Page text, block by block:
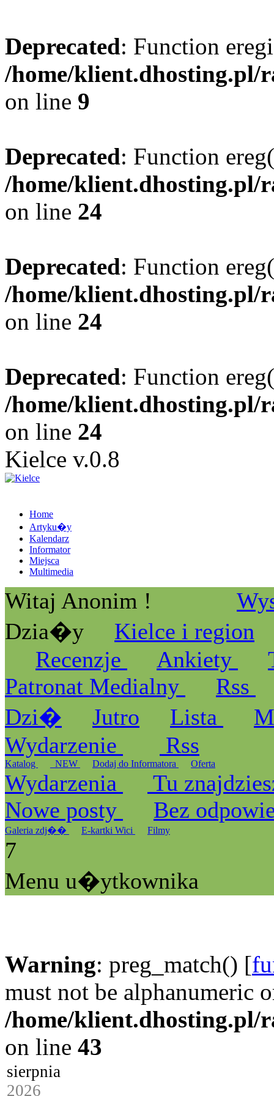
Deprecated: Function
/home/klient.dhosting.pl/
on line 9
Deprecated: Function
/home/klient.dhosting.pl/
on line 24
Deprecated: Function
/home/klient.dhosting.pl/
on line 24
Deprecated: Function
/home/klient.dhosting.pl/
on line 24
Kielce v.0.8
Home
Artyku�y
Kalendarz
Informator
Miejsca
Multimedia
Witaj Anonim !
Dzia�y
Kielce i region
Recenzje
Ankiety
Patronat Medialny
Rss
Dzi�
Jutro Lista
Wydarzenie
Rss
Katalog _NEW Dodaj do Informatora Oferta
Wydarzenia
Tu
Nowe posty
Bez
Galeria zdj�� E-kartki Wici Filmy
7
Menu u�ytkownika
Warning: preg_match() [
must not be alphanumeric
/home/klient.dhosting.pl/
on line 43
sierpnia
2026